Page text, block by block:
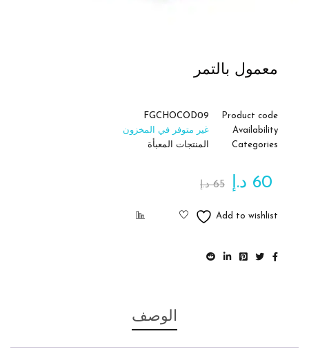
معمول بالتمر
Product code
FGCHOCOD09
Availability
غير متوفر في المخزون
Categories
المنتجات المعبأة
65 د.إ 60 د.إ
الوصف